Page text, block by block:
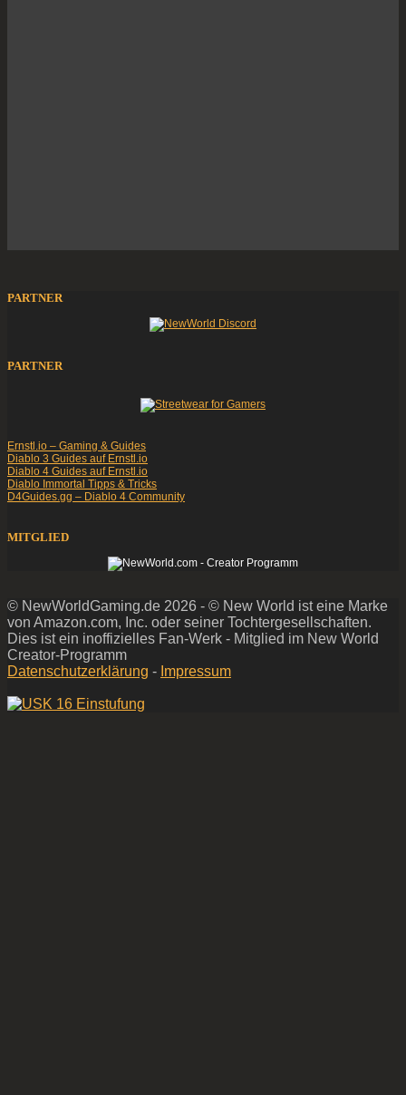
PARTNER
PARTNER
Ernstl.io – Gaming & Guides
Diablo 3 Guides auf Ernstl.io
Diablo 4 Guides auf Ernstl.io
Diablo Immortal Tipps & Tricks
D4Guides.gg – Diablo 4 Community
MITGLIED
© NewWorldGaming.de 2026 - © New World ist eine Marke
von Amazon.com, Inc. oder seiner Tochtergesellschaften.
Dies ist ein inoffizielles Fan-Werk - Mitglied im New World
Creator-Programm
Datenschutzerklärung - Impressum